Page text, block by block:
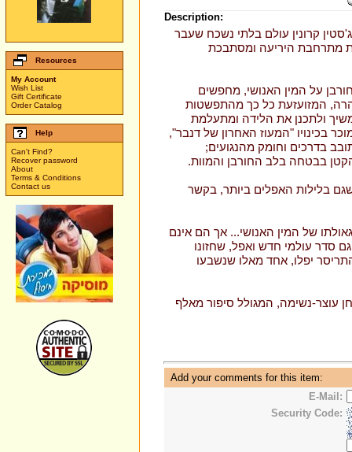
Resources
My Account
Wish List
Gift Certificate
Order Catalog
Help
Can't Find?
Recover password
About
Terms & Conditions
Contact us
Description:
קרונין עולם בלתי נשכח שעבר
מתרחבת היריעה ומסתבכת
על המין האנושי, מחפשים
המזועזעת כל כך מהתפשטות
ולתכנן את הלידה ומתעלמת
בכינויו "המעוז האחרון של דנבר",
בדרכים וחומק מהנגועים;
בבטחה בלב החורבן והמוות.
בלילות האפלים ביותר, בקשר
של המין האנושי... אך הם ‏אינם
סדר עולמי חדש ואפל, ‏שחזונו
יפלו, אחד מאלו ‏שנשבעו
נשימה, המגולל סיפור מאלף
Add your comments for this item:
E-Mail:
Security Code: